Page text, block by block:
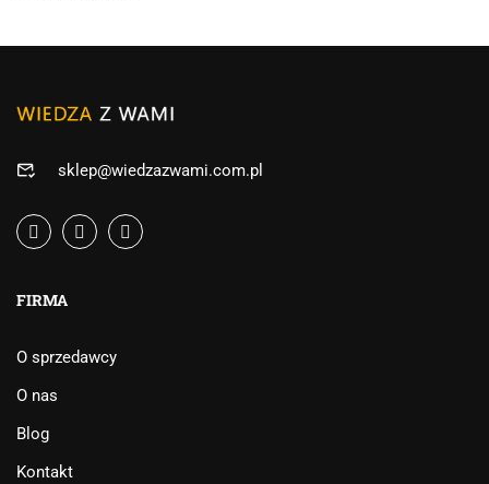
sklep@wiedzazwami.com.pl
FIRMA
O sprzedawcy
O nas
Blog
Kontakt